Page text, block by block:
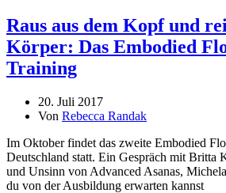
Raus aus dem Kopf und
Körper: Das Embodied
Training
20. Juli 2017
Von Rebecca Randak
Im Oktober findet das zweite Embodied
Deutschland statt. Ein Gespräch mit Britta
und Unsinn von Advanced Asanas,
du von der Ausbildung erwarten kannst